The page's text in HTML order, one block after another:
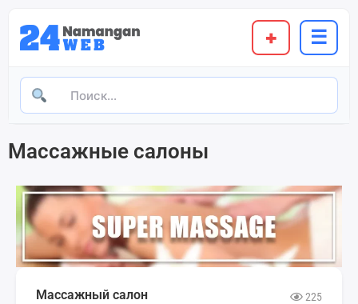
+ ☰
Массажные салоны
Массажный салон 225